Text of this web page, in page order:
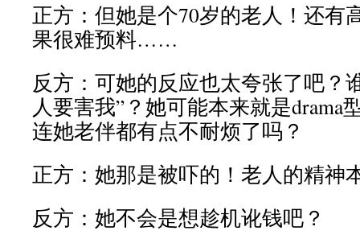
正方：但她是个70岁的老人！还有
果很难预料……
反方：可她的反应也太夸张了吧？
人要害我”？她可能本来就是
连她老伴都有点不耐烦了吗？
正方：她那是被吓的！老人的精神
反方：她不会是想趁机讹钱吧？